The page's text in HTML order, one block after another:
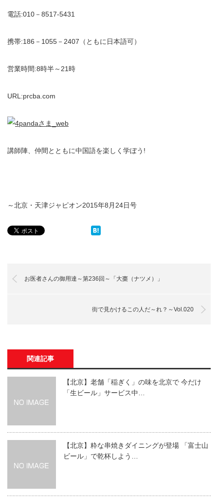
電話:010－8517‐5431
携帯:186－1055－2407（ともに日本語可）
営業時間:8時半～21時
URL:prcba.com
講師陣、仲間とともに中国語を楽しく学ぼう!
～北京・天津ジャピオン2015年8月24日号
お医者さんの御用達～第236回～「大棗（ナツメ）」
街で見かけるこの人だ～れ？～Vol.020
関連記事
【北京】老舗「稲ぎく」の味を北京で 今だけ
「生ビール」サービス中…
【北京】粋な串焼きダイニングが登場 「富士山
ビール」で乾杯しよう…